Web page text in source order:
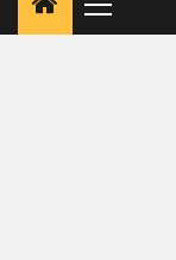
Primary
Menu